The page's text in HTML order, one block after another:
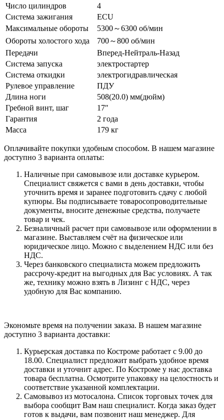
Число цилиндров
4
Система зажигания
ECU
Максимальные обороты
5300～6300 об/мин
Обороты холостого хода
700～800 об/мин
Передачи
Вперед-Нейтраль-Назад
Система запуска
электростартер
Система откидки
электрогидравлическая
Рулевое управление
ПДУ
Длина ноги
508(20.0) мм(дюйм)
Гребной винт, шаг
17″
Гарантия
2 года
Масса
179 кг
Оплачивайте покупки удобным способом. В нашем магазине
доступно 3 варианта оплаты:
Наличные при самовывозе или доставке курьером.
Специалист свяжется с вами в день доставки, чтобы
уточнить время и заранее подготовить сдачу с любой
купюры. Вы подписываете товаросопроводительные
документы, вносите денежные средства, получаете
товар и чек.
Безналичный расчет при самовывозе или оформлении в
магазине. Выставляем счёт на физическое или
юридическое лицо. Можно с выделением НДС или без
НДС.
Через банковского специалиста можем предложить
рассрочу-кредит на выгодных для Вас условиях. А так
же, технику можно взять в Лизинг с НДС, через
удобную для Вас компанию.
Экономьте время на получении заказа. В нашем магазине
доступно 3 варианта доставки:
Курьерская доставка по Костроме работает с 9.00 до
18.00. Специалист предложит выбрать удобное время
доставки и уточнит адрес. По Костроме у нас доставка
товара бесплатна. Осмотрите упаковку на целостность и
соответствие указанной комплектации.
Самовывоз из мотосалона. Список торговых точек для
выбора сообщит Вам наш специалист. Когда заказ будет
готов к выдачи, вам позвонит наш менеджер. Для